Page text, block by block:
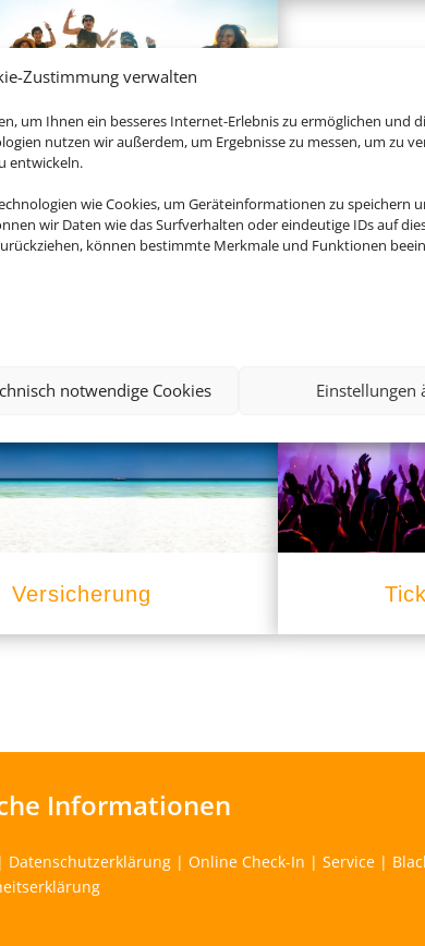
Zustimmung verwalten
um Ihnen ein besseres Internet-Erlebnis zu ermöglichen und
nutzen wir außerdem, um Ergebnisse zu messen, um zu
entwickeln.
wie Cookies, um Geräteinformationen zu speichern
wir Daten wie das Surfverhalten oder eindeutige IDs auf
können bestimmte Merkmale und Funktionen
notwendige Cookies Einstellungen
Gruppenreisen
Versicherung
Informationen
| Datenschutzerklärung| Online Check-In | Service|